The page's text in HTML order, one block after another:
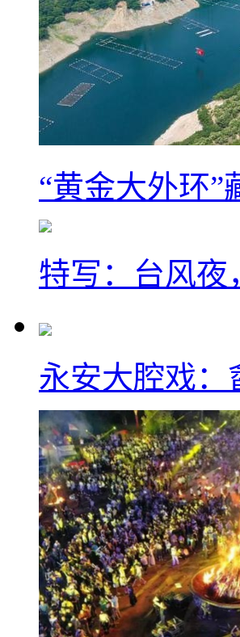
“黄金大外环
特写：台风夜
永安大腔戏：